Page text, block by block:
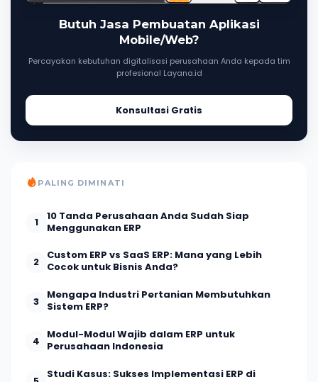
Butuh Jasa Pembuatan Aplikasi
Mobile/Web?
Percayakan kebutuhan digitalisasi perusahaan Anda kepada tim
profesional Layana.id
Konsultasi Gratis
PALING DIMINATI
1
10 Tanda Perusahaan Anda Sudah Siap
Menggunakan ERP
2
Custom ERP vs SaaS ERP: Mana yang Lebih
Cocok untuk Bisnis Anda?
3
Mengapa Industri Pertanian Membutuhkan
Sistem ERP?
4
Modul-Modul Wajib dalam ERP untuk
Perusahaan Indonesia
Studi Kasus: Sukses Implementasi ERP di